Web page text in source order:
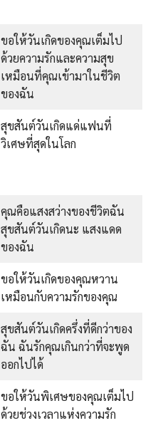
ขอให้วันเกิดของคุณเต็มไป
ด้วยความรักและความสุข
เหมือนที่คุณเข้ามาในชีวิต
ของฉัน
สุขสันต์วันเกิดแด่แฟนที่
วิเศษที่สุดในโลก
คุณคือแสงสว่างของชีวิตฉัน
สุขสันต์วันเกิดนะ แสงแดด
ของฉัน
ขอให้วันเกิดของคุณหวาน
เหมือนกับความรักของคุณ
สุขสันต์วันเกิดครึ่งที่ดีกว่าของ
ฉัน ฉันรักคุณเกินกว่าที่จะพูด
ออกไปได้
ขอให้วันพิเศษของคุณเต็มไป
ด้วยช่วงเวลาแห่งความรัก